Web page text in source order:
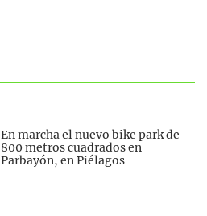
En marcha el nuevo bike park de
800 metros cuadrados en
Parbayón, en Piélagos